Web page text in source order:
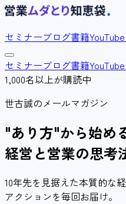
セミナーブログ書籍YouTube
セミナーブログ書籍YouTube
1,000名以上が購読中
世古誠のメールマガジン
"あり方"から始め
経営と営業の思考
10年先を見据えた本質的な
アクションを毎回お届け。